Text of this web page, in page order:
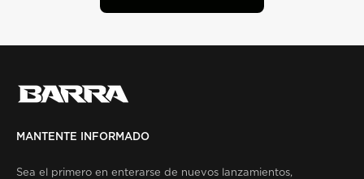
MANTENTE INFORMADO
Sea el primero en enterarse de nuevos lanzamientos,